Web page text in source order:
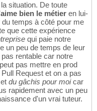
situation. De toute
aime bien le métier en lui-
temps à côté pour me
que cette expérience
qui paie notre
un peu de temps de leur
rentable car notre
pas mettre en prod
Request et on a pas
du gâchis pour moicar
rapidement avec un peu
d'un vrai tuteur.